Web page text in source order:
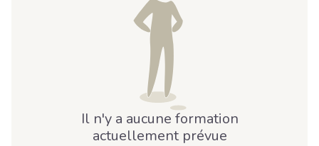
Il n'y a aucune formation
actuellement prévue